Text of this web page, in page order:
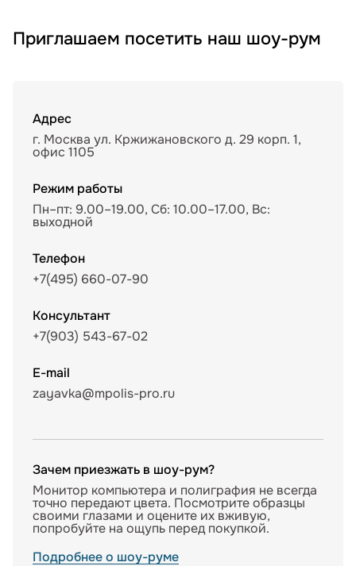
Приглашаем посетить наш шоу-рум
Адрес
г. Москва ул. Кржижановского д. 29 корп. 1,
офис 1105
Режим работы
Пн–пт: 9.00–19.00, Сб: 10.00–17.00, Вс:
выходной
Телефон
+7(495) 660-07-90
Консультант
+7(903) 543-67-02
E-mail
zayavka@mpolis-pro.ru
Зачем приезжать в шоу-рум?
Монитор компьютера и полиграфия не всегда
точно передают цвета. Посмотрите образцы
своими глазами и оцените их вживую,
попробуйте на ощупь перед покупкой.
Подробнее о шоу-руме